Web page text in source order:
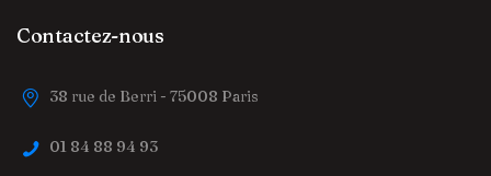
Contactez-nous
38 rue de Berri - 75008 Paris
01 84 88 94 93